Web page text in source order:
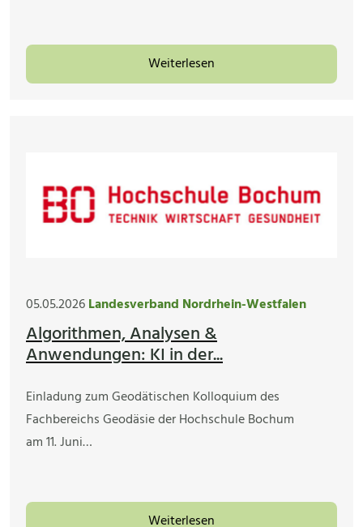
Weiterlesen
05.05.2026Landesverband Nordrhein-Westfalen
Algorithmen, Analysen &
Anwendungen: KI in der...
Einladung zum Geodätischen Kolloquium des
Fachbereichs Geodäsie der Hochschule Bochum
am 11. Juni…
Weiterlesen